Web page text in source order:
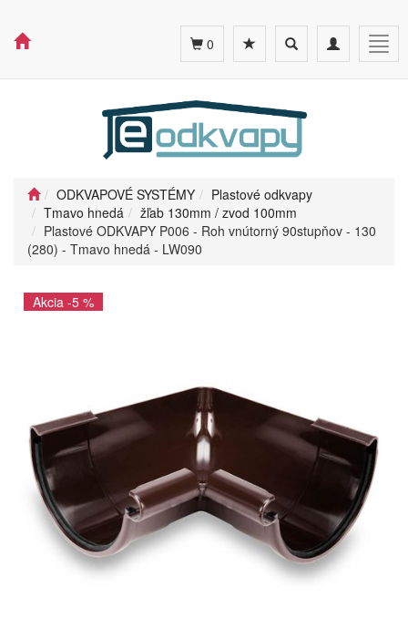
Toggle
navigation
Toggle
search
0
ODKVAPOVÉ SYSTÉMY
Plastové odkvapy
Tmavo hnedá
žľab 130mm / zvod 100mm
Plastové ODKVAPY P006 - Roh vnútorný 90stupňov - 130
(280) - Tmavo hnedá - LW090
Akcia -5 %